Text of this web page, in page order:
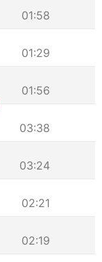
01:58
01:29
01:56
03:38
03:24
02:21
02:19